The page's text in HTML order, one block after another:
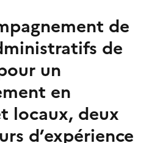
de
de
un
en
locaux, deux
d’expérience